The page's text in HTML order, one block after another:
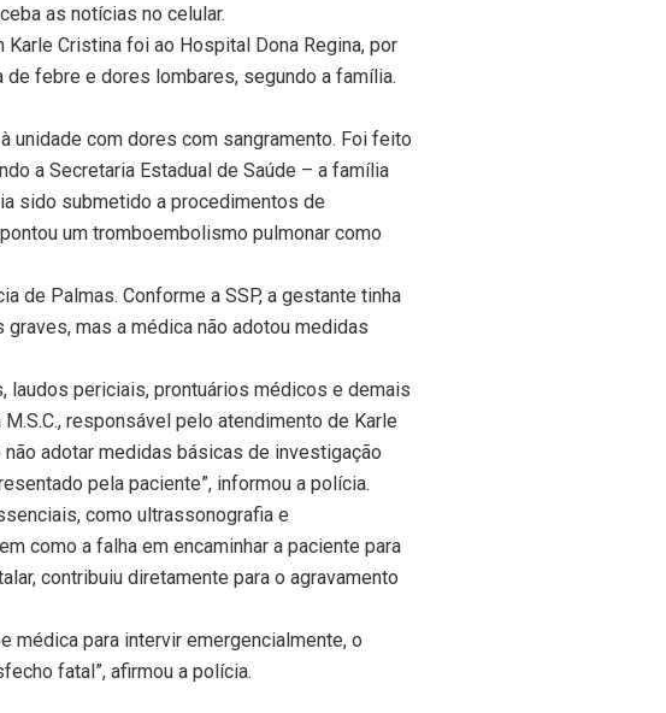
as notícias no celular.
Cristina foi ao Hospital Dona Regina, por
febre e dores lombares, segundo a família.
unidade com dores com sangramento. Foi feito
a Secretaria Estadual de Saúde – a família
sido submetido a procedimentos de
um tromboembolismo pulmonar como
de Palmas. Conforme a SSP, a gestante tinha
mas a médica não adotou medidas
laudos periciais, prontuários médicos e demais
responsável pelo atendimento de Karle
adotar medidas básicas de investigação
pela paciente”, informou a polícia.
como ultrassonografia e
como a falha em encaminhar a paciente para
contribuiu diretamente para o agravamento
médica para intervir emergencialmente, o
fatal”, afirmou a polícia.